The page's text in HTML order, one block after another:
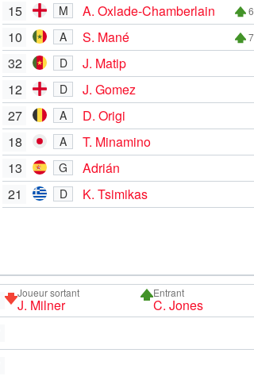
15 M A. Oxlade-Chamberlain
10 A S. Mané
32 D
J. Matip
12
D
J. Gomez
27
A
D. Origi
18
A
T. Minamino
13
G
Adrián
21
D K. Tsimikas
Joueur sortant
J. Milner
Entrant
C. Jones